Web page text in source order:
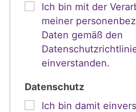
Ich bin mit der
meiner
Daten gemäß den
einverstanden.
Datenschutz
Ich bin damit